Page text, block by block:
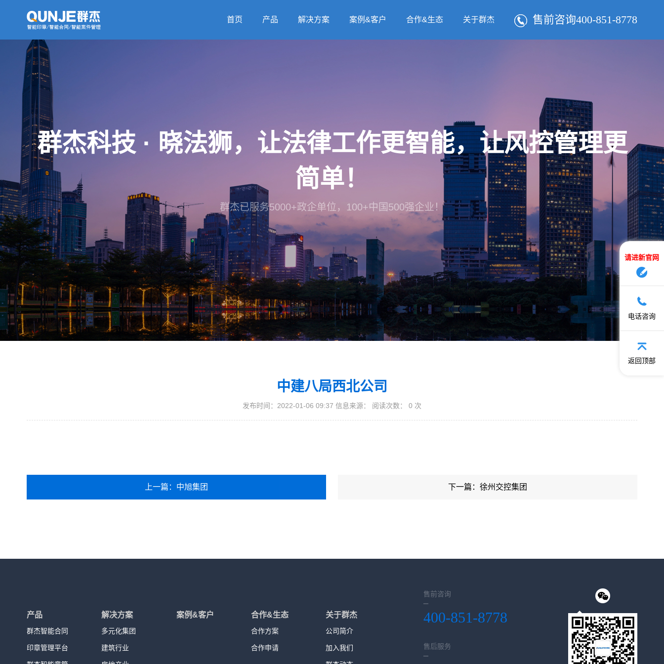
售前咨询400-851-8778
首页 产品 解决方案 案例&客户 合作&生态 关于群杰
群杰科技 · 晓法狮，让法律工作更智能，让风控管理更
简单！
群杰已服务5000+政企单位，100+中国500强企业！
中建八局西北公司
发布时间：2022-01-06 09:37 信息来源： 阅读次数： 0 次
上一篇：中旭集团 下一篇：徐州交控集团
产品
群杰智能合同
印章管理平台
解决方案
多元化集团
建筑行业
案例&客户 合作&生态
合作方案
合作申请
关于群杰
公司简介
加入我们
售前咨询
400-851-8778
售后服务
请进新官网
电话咨询
返回顶部